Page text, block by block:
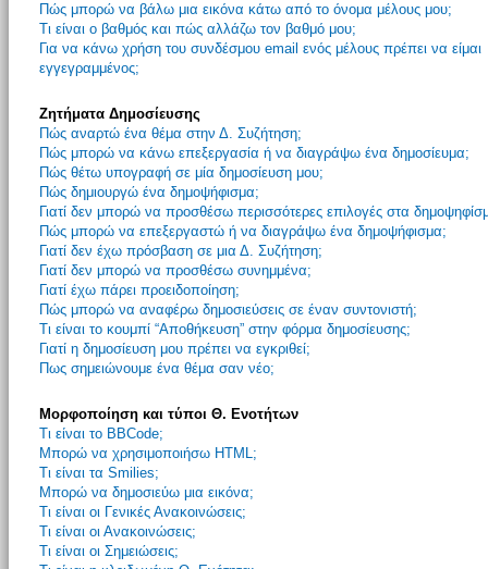
Πώς μπορώ να βάλω μια εικόνα κάτω από το όνομα μέλους μου;
Τι είναι ο βαθμός και πώς αλλάζω τον βαθμό μου;
Για να κάνω χρήση του συνδέσμου email ενός μέλους πρέπει να είμαι
εγγεγραμμένος;
Ζητήματα Δημοσίευσης
Πώς αναρτώ ένα θέμα στην Δ. Συζήτηση;
Πώς μπορώ να κάνω επεξεργασία ή να διαγράψω ένα δημοσίευμα;
Πώς θέτω υπογραφή σε μία δημοσίευση μου;
Πώς δημιουργώ ένα δημοψήφισμα;
Γιατί δεν μπορώ να προσθέσω περισσότερες επιλογές στα
Πώς μπορώ να επεξεργαστώ ή να διαγράψω ένα δημοψήφισμα;
Γιατί δεν έχω πρόσβαση σε μια Δ. Συζήτηση;
Γιατί δεν μπορώ να προσθέσω συνημμένα;
Γιατί έχω πάρει προειδοποίηση;
Πώς μπορώ να αναφέρω δημοσιεύσεις σε έναν συντονιστή;
Τι είναι το κουμπί “Αποθήκευση” στην φόρμα δημοσίευσης;
Γιατί η δημοσίευση μου πρέπει να εγκριθεί;
Πως σημειώνουμε ένα θέμα σαν νέο;
Μορφοποίηση και τύποι Θ. Ενοτήτων
Τι είναι το BBCode;
Μπορώ να χρησιμοποιήσω HTML;
Τι είναι τα Smilies;
Μπορώ να δημοσιεύω μια εικόνα;
Τι είναι οι Γενικές Ανακοινώσεις;
Τι είναι οι Ανακοινώσεις;
Τι είναι οι Σημειώσεις;